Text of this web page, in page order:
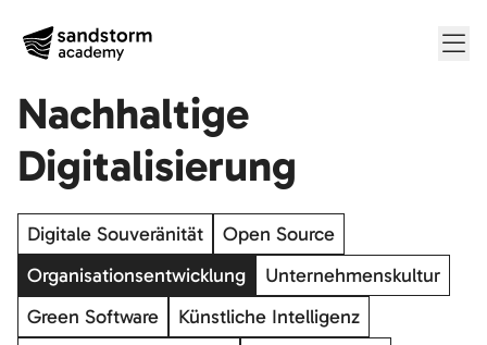
Nachhaltige
Digitalisierung
Digitale Souveränität
Open Source
Organisationsentwicklung
Unternehmenskultur
Green Software
Künstliche Intelligenz